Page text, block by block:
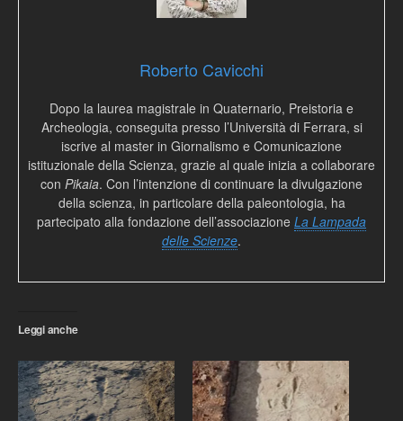
Roberto Cavicchi
Dopo la laurea magistrale in Quaternario, Preistoria e
Archeologia, conseguita presso l’Università di Ferrara, si
iscrive al master in Giornalismo e Comunicazione
istituzionale della Scienza, grazie al quale inizia a collaborare
con Pikaia. Con l’intenzione di continuare la divulgazione
della scienza, in particolare della paleontologia, ha
partecipato alla fondazione dell’associazione La Lampada
delle Scienze.
Leggi anche